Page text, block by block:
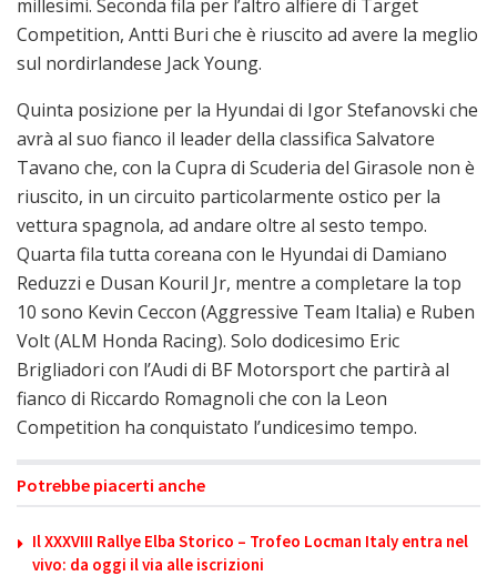
millesimi. Seconda fila per l’altro alfiere di Target
Competition, Antti Buri che è riuscito ad avere la meglio
sul nordirlandese Jack Young.
Quinta posizione per la Hyundai di Igor Stefanovski che
avrà al suo fianco il leader della classifica Salvatore
Tavano che, con la Cupra di Scuderia del Girasole non è
riuscito, in un circuito particolarmente ostico per la
vettura spagnola, ad andare oltre al sesto tempo.
Quarta fila tutta coreana con le Hyundai di Damiano
Reduzzi e Dusan Kouril Jr, mentre a completare la top
10 sono Kevin Ceccon (Aggressive Team Italia) e Ruben
Volt (ALM Honda Racing). Solo dodicesimo Eric
Brigliadori con l’Audi di BF Motorsport che partirà al
fianco di Riccardo Romagnoli che con la Leon
Competition ha conquistato l’undicesimo tempo.
Potrebbe piacerti anche
Il XXXVIII Rallye Elba Storico – Trofeo Locman Italy entra nel
vivo: da oggi il via alle iscrizioni